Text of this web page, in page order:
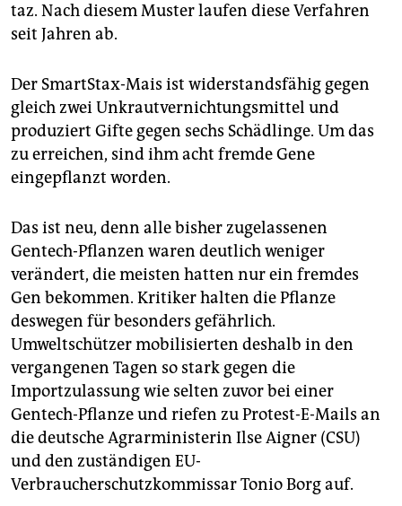
taz. Nach diesem Muster laufen diese Verfahren
seit Jahren ab.
Der SmartStax-Mais ist widerstandsfähig gegen
gleich zwei Unkrautvernichtungsmittel und
produziert Gifte gegen sechs Schädlinge. Um das
zu erreichen, sind ihm acht fremde Gene
eingepflanzt worden.
Das ist neu, denn alle bisher zugelassenen
Gentech-Pflanzen waren deutlich weniger
verändert, die meisten hatten nur ein fremdes
Gen bekommen. Kritiker halten die Pflanze
deswegen für besonders gefährlich.
Umweltschützer mobilisierten deshalb in den
vergangenen Tagen so stark gegen die
Importzulassung wie selten zuvor bei einer
Gentech-Pflanze und riefen zu Protest-E-Mails an
die deutsche Agrarministerin Ilse Aigner (CSU)
und den zuständigen EU-
Verbraucherschutzkommissar Tonio Borg auf.